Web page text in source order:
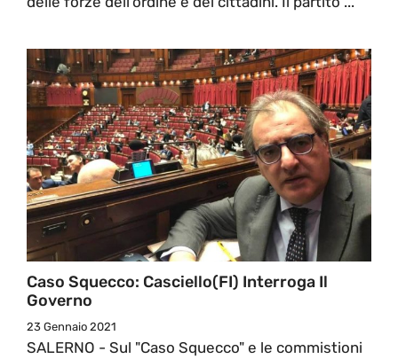
Caso Squecco: Casciello(FI) Interroga Il
Governo
23 Gennaio 2021
SALERNO - Sul "Caso Squecco" e le commistioni